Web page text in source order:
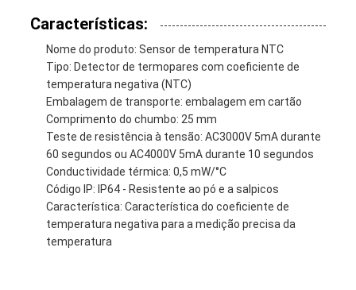
Características:
Nome do produto: Sensor de temperatura NTC
Tipo: Detector de termopares com coeficiente de
temperatura negativa (NTC)
Embalagem de transporte: embalagem em cartão
Comprimento do chumbo: 25 mm
Teste de resistência à tensão: AC3000V 5mA durante
60 segundos ou AC4000V 5mA durante 10 segundos
Conductividade térmica: 0,5 mW/°C
Código IP: IP64 - Resistente ao pó e a salpicos
Característica: Característica do coeficiente de
temperatura negativa para a medição precisa da
temperatura